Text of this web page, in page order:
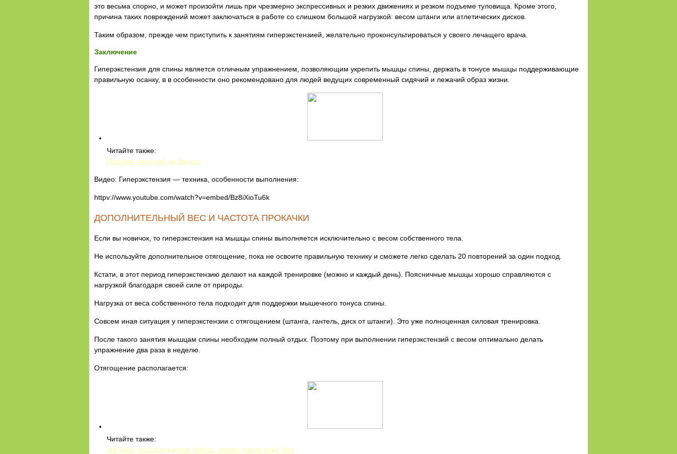
это весьма спорно, и может произойти лишь при чрезмерно экспрессивных и резких движениях и резком подъеме туловища. Кроме этого,
причина таких повреждений может заключаться в работе со слишком большой нагрузкой: весом штанги или атлетических дисков.
Таким образом, прежде чем приступить к занятиям гиперэкстензией, желательно проконсультироваться у своего лечащего врача.
Заключение
Гиперэкстензия для спины является отличным упражнением, позволяющим укрепить мышцы спины, держать в тонусе мышцы поддерживающие
правильную осанку, в в особенности оно рекомендовано для людей ведущих современный сидячий и лежачий образ жизни.
Читайте также:
Подъем гантелей на бицепс
Видео: Гиперэкстензия — техника, особенности выполнения:
httpv://www.youtube.com/watch?v=embed/Bz8iXioTu6k
ДОПОЛНИТЕЛЬНЫЙ ВЕС И ЧАСТОТА ПРОКАЧКИ
Если вы новичок, то гиперэкстензия на мышцы спины выполняется исключительно с весом собственного тела.
Не используйте дополнительное отягощение, пока не освоите правильную технику и сможете легко сделать 20 повторений за один подход.
Кстати, в этот период гиперэкстензию делают на каждой тренировке (можно и каждый день). Поясничные мышцы хорошо справляются с
нагрузкой благодаря своей силе от природы.
Нагрузка от веса собственного тела подходит для поддержки мышечного тонуса спины.
Совсем иная ситуация у гиперэкстензии с отягощением (штанга, гантель, диск от штанги). Это уже полноценная силовая тренировка.
После такого занятия мышцам спины необходим полный отдых. Поэтому при выполнении гиперэкстензий с весом оптимально делать
упражнение два раза в неделю.
Отягощение располагается:
Читайте также:
Изучаем географические факты: какова длина реки Нил